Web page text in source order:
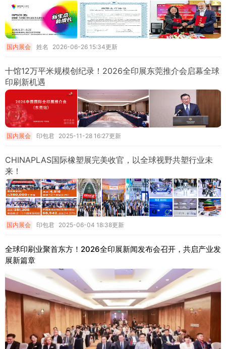
国内展会 姓名 2026-06-26 15:34更新
十馆12万平米规模创纪录！2026全印展东莞推介会启幕全球
印刷新机遇
国内展会 印包君 2025-11-28 16:27更新
CHINAPLAS国际橡塑展完美收官，以全球视野共塑行业未
来！
国内展会 印包君 2025-06-04 18:38更新
全球印刷业聚首东方！2026全印展新闻发布会召开，共启产业发
展新篇章